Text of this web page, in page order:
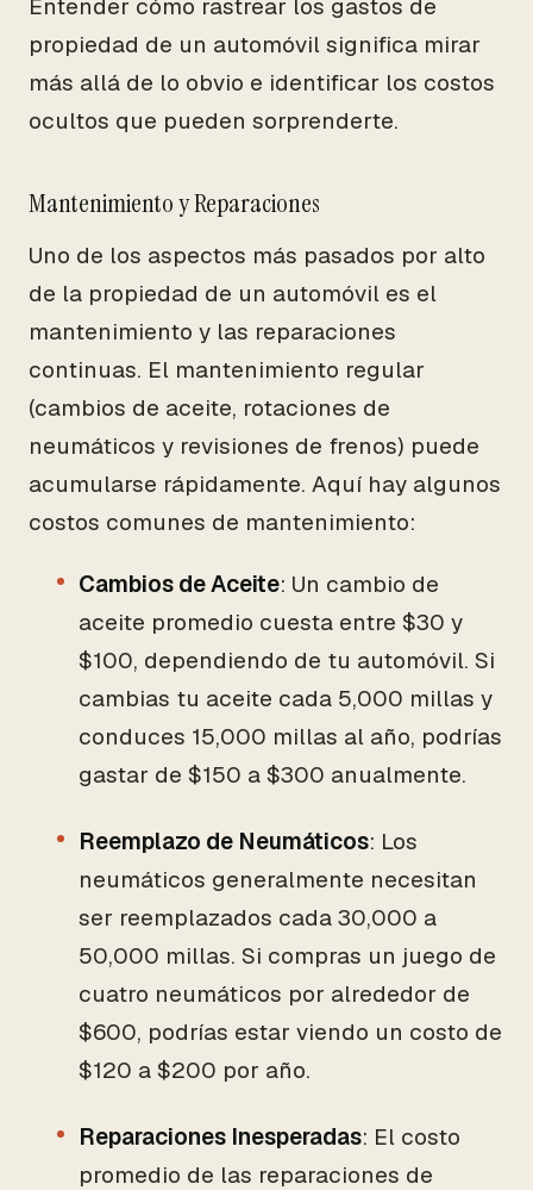
Entender cómo rastrear los gastos de
propiedad de un automóvil significa mirar
más allá de lo obvio e identificar los costos
ocultos que pueden sorprenderte.
Mantenimiento y Reparaciones
Uno de los aspectos más pasados por alto
de la propiedad de un automóvil es el
mantenimiento y las reparaciones
continuas. El mantenimiento regular
(cambios de aceite, rotaciones de
neumáticos y revisiones de frenos) puede
acumularse rápidamente. Aquí hay algunos
costos comunes de mantenimiento:
Cambios de Aceite: Un cambio de
aceite promedio cuesta entre $30 y
$100, dependiendo de tu automóvil. Si
cambias tu aceite cada 5,000 millas y
conduces 15,000 millas al año, podrías
gastar de $150 a $300 anualmente.
Reemplazo de Neumáticos: Los
neumáticos generalmente necesitan
ser reemplazados cada 30,000 a
50,000 millas. Si compras un juego de
cuatro neumáticos por alrededor de
$600, podrías estar viendo un costo de
$120 a $200 por año.
Reparaciones Inesperadas: El costo
promedio de las reparaciones de